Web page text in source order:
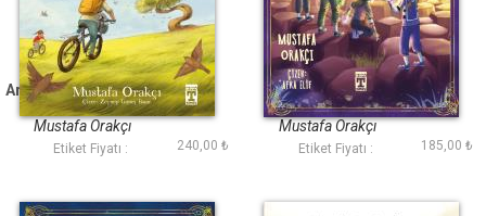
Ardıç Kuşunun Şarkısı
Mustafa Orakçı
Etiket Fiyatı : 240,00 ₺
Hegzagon Sadece
Hayal Et
Mustafa Orakçı
Etiket Fiyatı : 185,00 ₺